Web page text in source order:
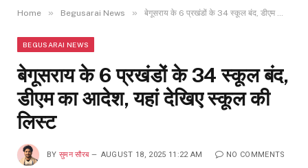
Home » Begusarai News » बेगूसराय के 6 प्रखंडों के 34 स्कूल बंद, डीएम का आदेश, यहां देखिए स्कूल की लिस्ट
BEGUSARAI NEWS
बेगूसराय के 6 प्रखंडों के 34 स्कूल बंद,
डीएम का आदेश, यहां देखिए स्कूल की
लिस्ट
BY सुमन सौरब AUGUST 18, 2025 11:22 AM NO COMMENTS